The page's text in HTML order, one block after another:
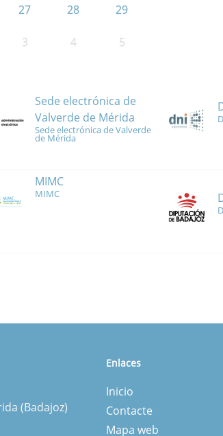
27 28 29
3 4 5
Sede electrónica de
Valverde de Mérida
Sede electrónica de Valverde
de Mérida
MIMC
MIMC
(Badajoz)
Enlaces
Inicio
Contacte
Mapa web